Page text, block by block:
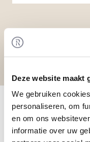
Deze website maakt
We gebruiken
personaliseren, om
en om ons
informatie over uw
Home/Transacties
Sierbeton B.V.
Transactie
De aandelen in